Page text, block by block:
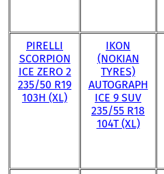
PIRELLI
SCORPION
ICE ZERO 2
235/50 R19
103H (XL)
IKON
(NOKIAN
TYRES)
AUTOGRAPH
ICE 9 SUV
235/55 R18
104T (XL)